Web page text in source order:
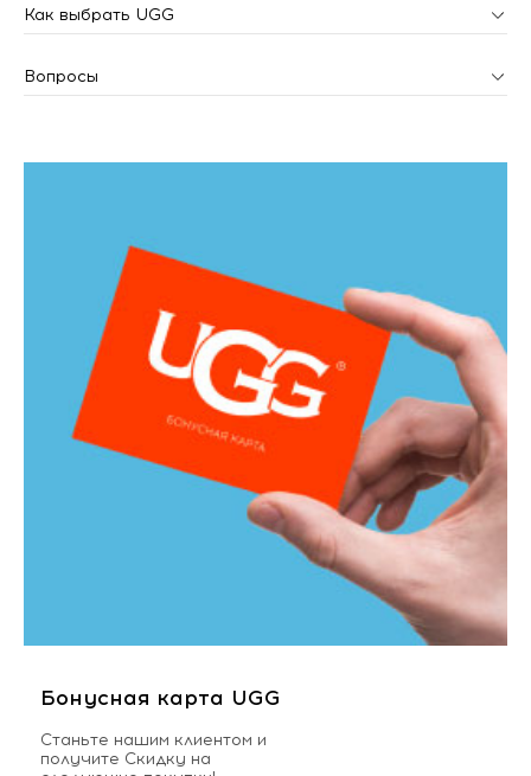
Как выбрать UGG
Вопросы
Бонусная карта UGG
Станьте нашим клиентом и
получите Скидку на